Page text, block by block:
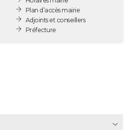
Plan d’accès mairie
Adjoints et conseillers
Préfecture